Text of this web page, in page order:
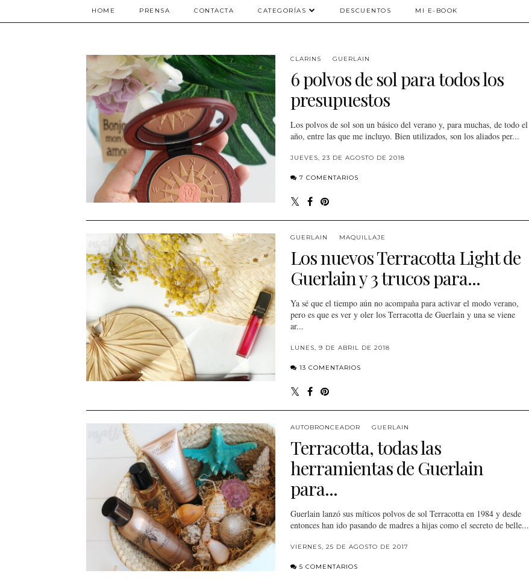
HOME PRENSA CONTACTA CATEGORÍAS DESCUENTOS MI E-BOOK
CLARINS GUERLAIN
6 polvos de sol para todos los
presupuestos
Los polvos de sol son un básico del verano y, para muchas, de todo el
año, entre las que me incluyo. Bien utilizados, son los aliados per...
JUEVES, 23 DE AGOSTO DE 2018
7 COMENTARIOS
GUERLAIN MAQUILLAJE
Los nuevos Terracotta Light de
Guerlain y 3 trucos para...
Ya sé que el tiempo aún no acompaña para activar el modo verano,
pero es que es ver y oler los Terracotta de Guerlain y una se viene
ar...
LUNES, 9 DE ABRIL DE 2018
13 COMENTARIOS
AUTOBRONCEADOR GUERLAIN
Terracotta, todas las
herramientas de Guerlain
para...
Guerlain lanzó sus míticos polvos de sol Terracotta en 1984 y desde
entonces han ido pasando de madres a hijas como el secreto de belle...
VIERNES, 25 DE AGOSTO DE 2017
5 COMENTARIOS